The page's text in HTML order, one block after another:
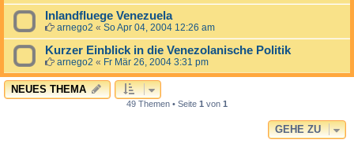
Inlandfluege Venezuela
arnego2 « So Apr 04, 2004 12:26 am
Kurzer Einblick in die Venezolanische Politik
arnego2 « Fr Mär 26, 2004 3:31 pm
NEUES THEMA
49 Themen • Seite 1 von 1
GEHE ZU